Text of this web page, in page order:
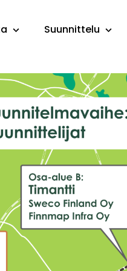
Suunnittelu